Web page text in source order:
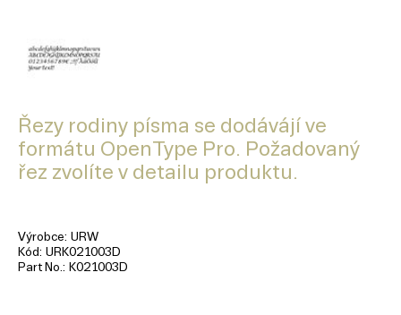
Řezy rodiny písma se dodávájí ve
formátu OpenType Pro. Požadovaný
řez zvolíte v detailu produktu.
Výrobce URW
Kód URK021003D
Part No.
K021003D